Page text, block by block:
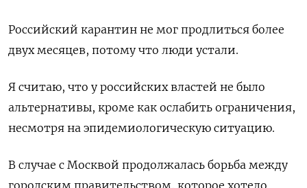
Российский карантин не мог продлиться более
двух месяцев, потому что люди устали.
Я считаю, что у российских властей не было
альтернативы, кроме как ослабить ограничения,
несмотря на эпидемиологическую ситуацию.
В случае с Москвой продолжалась борьба между
городским правительством, которое хотело